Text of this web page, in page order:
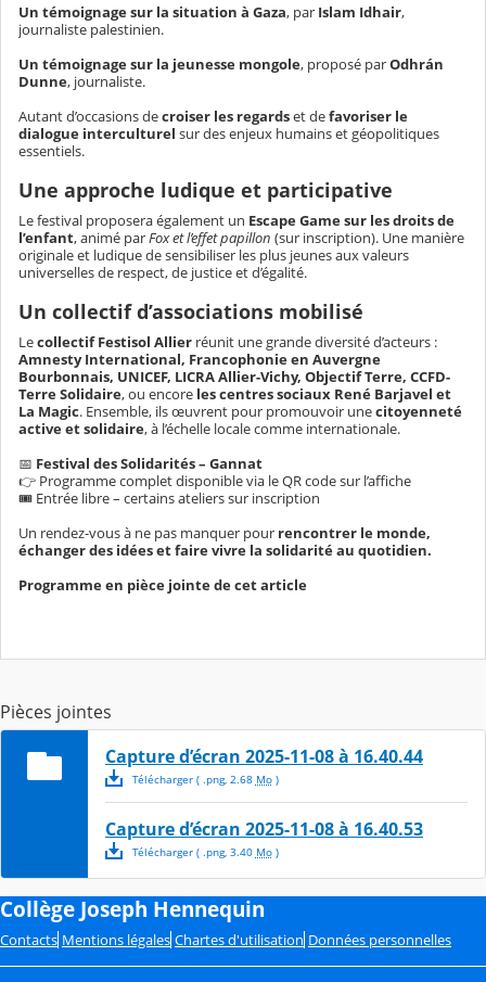
Un témoignage sur la situation à Gaza, par Islam Idhair,
journaliste palestinien.
Un témoignage sur la jeunesse mongole, proposé parOdhrán
Dunne, journaliste.
Autant d’occasions decroiser les regardset defavoriser le
dialogue interculturel sur des enjeux humains et géopolitiques
essentiels.
Une approche ludique et participative
Le festival proposera également un Escape Game sur les droits de
l’enfant, animé parFox et l’effet papillon (sur inscription). Une manière
originale et ludique de sensibiliser les plus jeunes aux valeurs
universelles de respect, de justice et d’égalité.
Un collectif d’associations mobilisé
Lecollectif Festisol Allier réunit une grande diversité d’acteurs :
Amnesty International, Francophonie en Auvergne
Bourbonnais, UNICEF, LICRA Allier-Vichy, Objectif Terre, CCFD-
Terre Solidaire, ou encore les centres sociaux René Barjavel et
La Magic. Ensemble, ils œuvrent pour promouvoir unecitoyenneté
active et solidaire, à l’échelle locale comme internationale.
📅 Festival des Solidarités – Gannat
👉 Programme complet disponible via le QR code sur l’affiche
🎟️ Entrée libre – certains ateliers sur inscription
Un rendez-vous à ne pas manquer pour rencontrer le monde,
échanger des idées et faire vivre la solidarité au quotidien.
Programme en pièce jointe de cet article
Pièces jointes
Capture d’écran 2025-11-08 à 16.40.44
Télécharger( .png, 2.68 Mo)
Capture d’écran 2025-11-08 à 16.40.53
Télécharger( .png, 3.40 Mo)
Collège Joseph Hennequin
Contacts Mentions légales Chartes d'utilisation Données personnelles